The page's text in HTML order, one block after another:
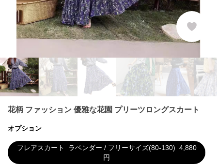
花柄 ファッション 優雅な花園 プリーツロングスカート
オプション
フレアスカート ラベンダー / フリーサイズ(80-130) 4,880
円